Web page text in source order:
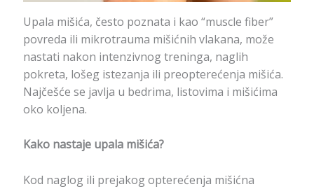
Upala mišića, često poznata i kao “muscle fiber”
povreda ili mikrotrauma mišićnih vlakana, može
nastati nakon intenzivnog treninga, naglih
pokreta, lošeg istezanja ili preopterećenja mišića.
Najčešće se javlja u bedrima, listovima i mišićima
oko koljena.
Kako nastaje upala mišića?
Kod naglog ili prejakog opterećenja mišićna